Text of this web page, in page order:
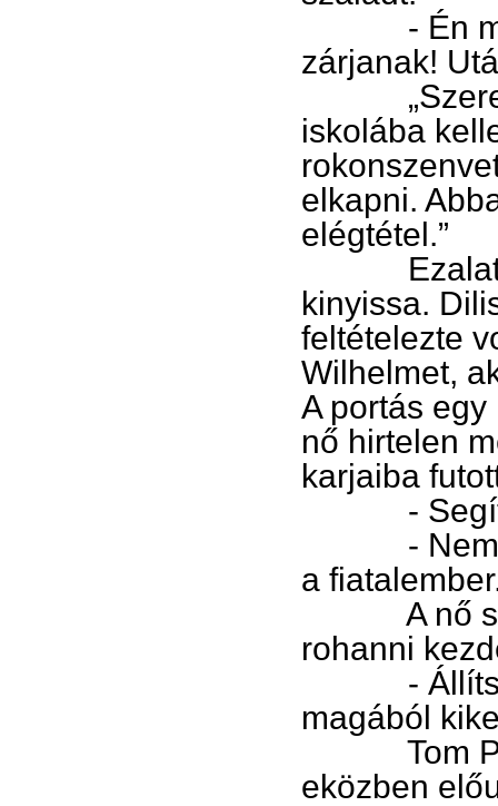
- Én még
zárjanak!
iskolába
elkapni.
elégtétel.”
Ezalatt a
kinyissa.
feltételezte
Wilhelmet,
A portás
nő hirtelen
karjaiba
-
- Nem
a
A nő
rohanni
- Állítsd
magából
Tom
eközben